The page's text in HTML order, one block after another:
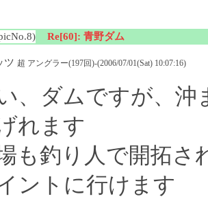
Re[60]: 青野ダム
ツ 超 アングラー(197回)-(2006/07/01(Sat) 10:07:16)
、ダムですが、沖
れます
も釣り人で開拓
ントに行けます